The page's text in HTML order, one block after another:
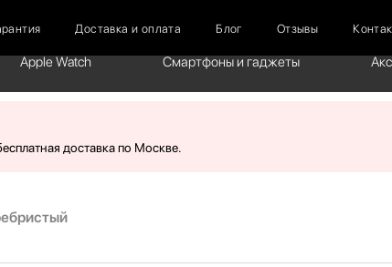
Доставка и оплата Блог Отзывы
Apple Watch Смартфоны и гаджеты
доставка по Москве.